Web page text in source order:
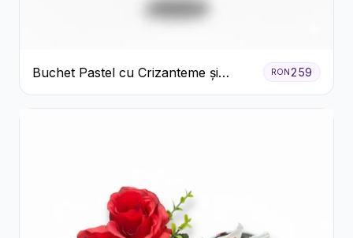
Buchet Pastel cu Crizanteme și
Garoafe
RON259